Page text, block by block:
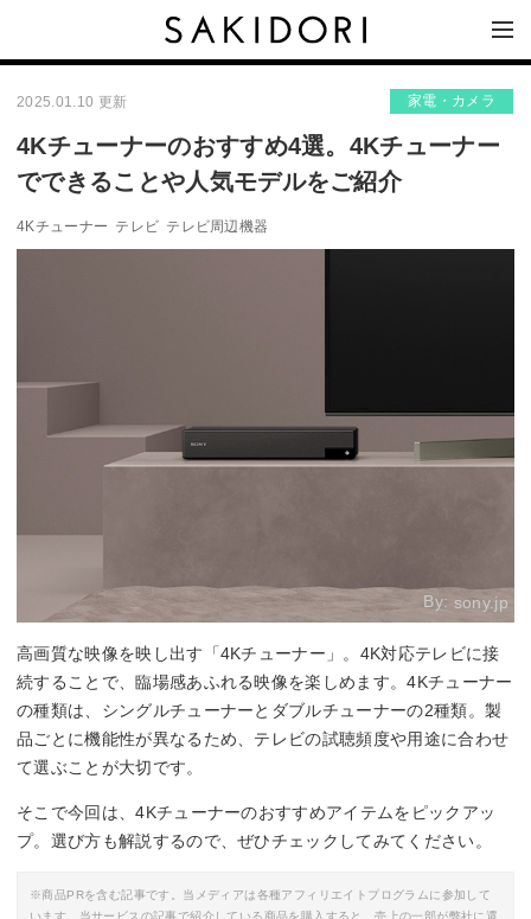
2025.01.10 更新 家電・カメラ
4Kチューナーのおすすめ4選。4Kチューナー
でできることや人気モデルをご紹介
4Kチューナー テレビ テレビ周辺機器
By: sony.jp
高画質な映像を映し出す「4Kチューナー」。4K対応テレビに接
続することで、臨場感あふれる映像を楽しめます。4Kチューナー
の種類は、シングルチューナーとダブルチューナーの2種類。製
品ごとに機能性が異なるため、テレビの試聴頻度や用途に合わせ
て選ぶことが大切です。
そこで今回は、4Kチューナーのおすすめアイテムをピックアッ
プ。選び方も解説するので、ぜひチェックしてみてください。
※商品PRを含む記事です。当メディアは各種アフィリエイトプログラムに参加して
います。当サービスの記事で紹介している商品を購入すると、売上の一部が弊社に還